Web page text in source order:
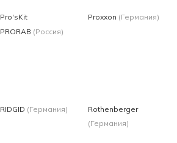
Pro'sKit
PRORAB (Россия)
Proxxon (Германия)
RIDGID (Германия)
Rothenberger
(Германия)